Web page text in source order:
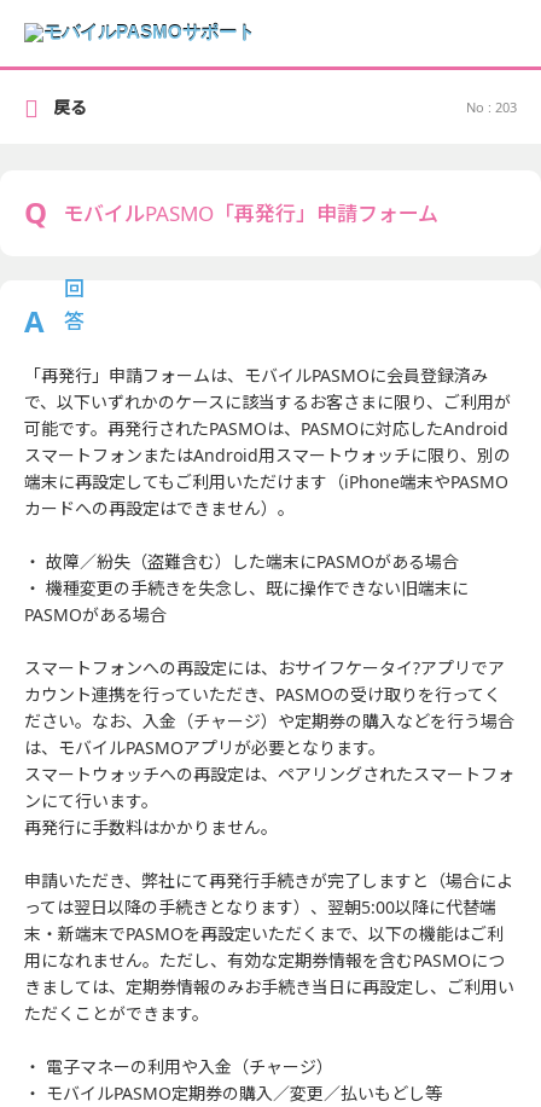
No : 203
モバイルPASMO「再発行」申請フォーム
「再発行」申請フォームは、モバイルPASMOに会員登録済み
で、以下いずれかのケースに該当するお客さまに限り、ご利用が
可能です。再発行されたPASMOは、PASMOに対応したAndroid
スマートフォンまたはAndroid用スマートウォッチに限り、別の
端末に再設定してもご利用いただけます（iPhone端末やPASMO
カードへの再設定はできません）。
・ 故障／紛失（盗難含む）した端末にPASMOがある場合
・ 機種変更の手続きを失念し、既に操作できない旧端末に
PASMOがある場合
スマートフォンへの再設定には、おサイフケータイ?アプリでア
カウント連携を行っていただき、PASMOの受け取りを行ってく
ださい。なお、入金（チャージ）や定期券の購入などを行う場合
は、モバイルPASMOアプリが必要となります。
スマートウォッチへの再設定は、ペアリングされたスマートフォ
ンにて行います。
再発行に手数料はかかりません。
申請いただき、弊社にて再発行手続きが完了しますと（場合によ
っては翌日以降の手続きとなります）、翌朝5:00以降に代替端
末・新端末でPASMOを再設定いただくまで、以下の機能はご利
用になれません。ただし、有効な定期券情報を含むPASMOにつ
きましては、定期券情報のみお手続き当日に再設定し、ご利用い
ただくことができます。
・ 電子マネーの利用や入金（チャージ）
・ モバイルPASMO定期券の購入／変更／払いもどし等
戻る